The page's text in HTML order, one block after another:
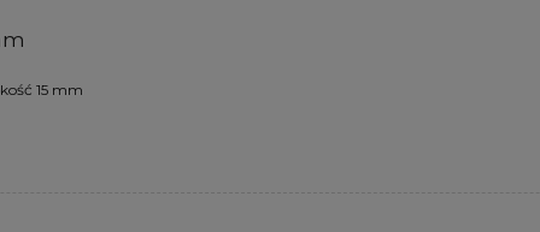
15 mm